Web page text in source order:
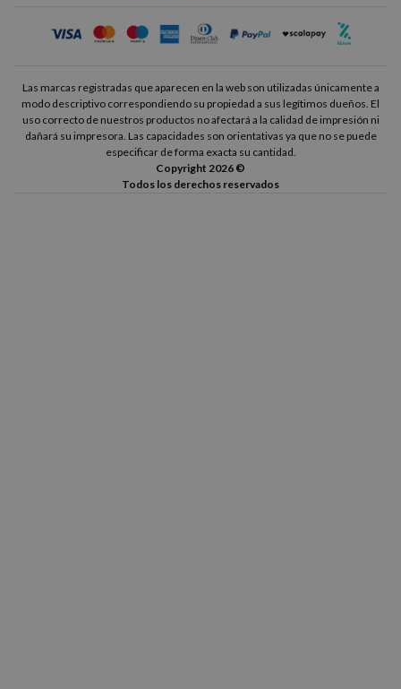
Las marcas registradas que aparecen en la web son utilizadas únicamente a
modo descriptivo correspondiendo su propiedad a sus legítimos dueños. El
uso correcto de nuestros productos no afectará a la calidad de impresión ni
dañará su impresora. Las capacidades son orientativas ya que no se puede
especificar de forma exacta su cantidad.
Copyright 2026 ©
Todos los derechos reservados